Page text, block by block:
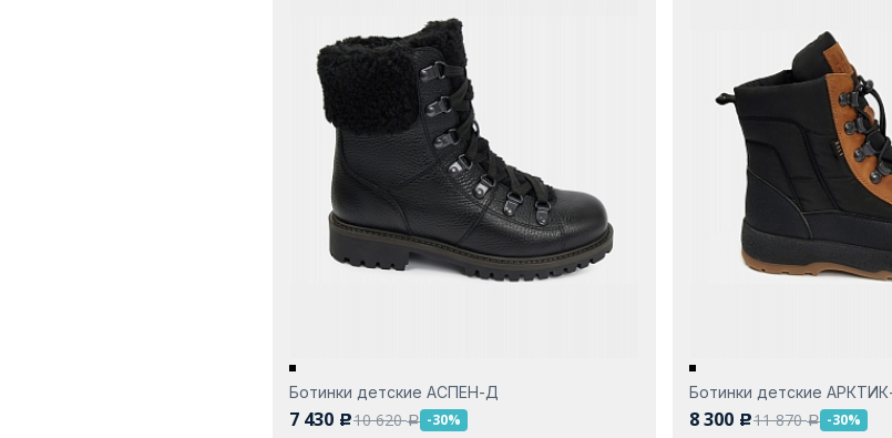
Ботинки детские АСПЕН-Д
7 430 c10 620a -30%
Ботинки детские
8 300 c11 870a -30%